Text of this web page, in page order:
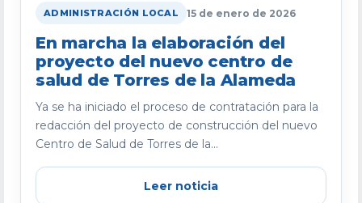
ADMINISTRACIÓN LOCAL 15 de enero de 2026
En marcha la elaboración del
proyecto del nuevo centro de
salud de Torres de la Alameda
Ya se ha iniciado el proceso de contratación para la
redacción del proyecto de construcción del nuevo
Centro de Salud de Torres de la...
Leer noticia